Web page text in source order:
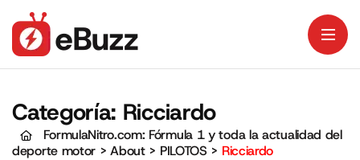
Categoría: Ricciardo
FormulaNitro.com: Fórmula 1 y toda la actualidad del
deporte motor >About> PILOTOS > Ricciardo